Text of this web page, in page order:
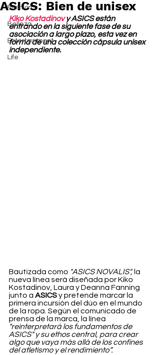
Fashion
Belleza
Entertainment
Life
ASICS: Bien de unisex
Kiko Kostadinov y ASICS están
entrando en la siguiente fase de su
asociación a largo plazo, esta vez en
forma de una colección cápsula unisex
independiente.
Bautizada como "ASICS NOVALIS", la
nueva línea será diseñada por Kiko
Kostadinov, Laura y Deanna Fanning
junto a ASICS y pretende marcar la
primera incursión del dúo en el mundo
de la ropa. Según el comunicado de
prensa de la marca, la línea
"reinterpretará los fundamentos de
ASICS" y su ethos central, para crear
algo que vaya más allá de los confines
del atletismo y el rendimiento”.